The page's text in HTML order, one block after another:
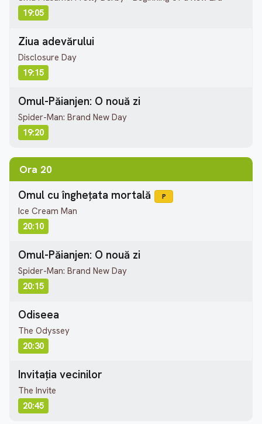
19:05
Ziua adevărului
Disclosure Day
19:15
Omul-Păianjen: O nouă zi
Spider-Man: Brand New Day
19:20
Ora 20
Omul cu înghețata mortală P
Ice Cream Man
20:10
Omul-Păianjen: O nouă zi
Spider-Man: Brand New Day
20:15
Odiseea
The Odyssey
20:30
Invitația vecinilor
The Invite
20:45